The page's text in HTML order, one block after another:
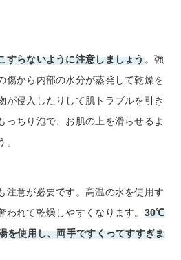
すらないように注意しましょう。強
傷から内部の水分が蒸発して乾燥を
が侵入したりして肌トラブルを引き
っちり泡で、お肌の上を滑らせるよ
注意が必要です。高温の水を使用す
われて乾燥しやすくなります。 30℃
を使用し、両手ですくってすすぎま